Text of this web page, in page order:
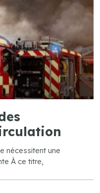
nécessitent une
À ce titre,